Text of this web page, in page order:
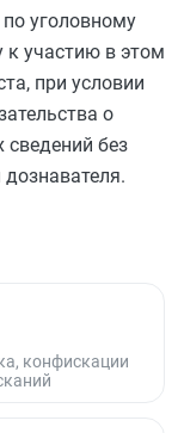
уголовному
к участию в этом
при условии
о
сведений без
конфискации